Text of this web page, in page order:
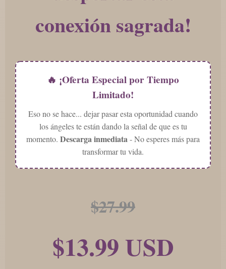
conexión sagrada!
🔥 ¡Oferta Especial por Tiempo
Limitado!
Eso no se hace... dejar pasar esta oportunidad cuando
los ángeles te están dando la señal de que es tu
momento. Descarga inmediata- No esperes más para
transformar tu vida.
$27.99
$13.99 USD